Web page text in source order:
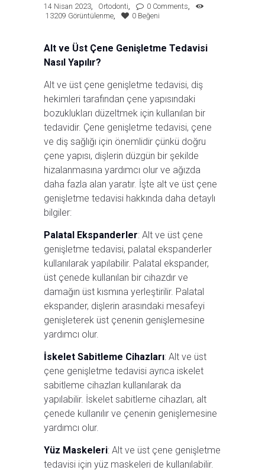
14 Nisan 2023 Ortodonti 0 Comments
13209 Görüntülenme 0 Beğeni
Alt ve Üst Çene Genişletme Tedavisi
Nasıl Yapılır?
Alt ve üst çene genişletme tedavisi, diş
hekimleri tarafından çene yapısındaki
bozuklukları düzeltmek için kullanılan bir
tedavidir. Çene genişletme tedavisi, çene
ve diş sağlığı için önemlidir çünkü doğru
çene yapısı, dişlerin düzgün bir şekilde
hizalanmasına yardımcı olur ve ağızda
daha fazla alan yaratır. İşte alt ve üst çene
genişletme tedavisi hakkında daha detaylı
bilgiler:
Palatal Ekspanderler: Alt ve üst çene
genişletme tedavisi, palatal ekspanderler
kullanılarak yapılabilir. Palatal ekspander,
üst çenede kullanılan bir cihazdır ve
damağın üst kısmına yerleştirilir. Palatal
ekspander, dişlerin arasındaki mesafeyi
genişleterek üst çenenin genişlemesine
yardımcı olur.
İskelet Sabitleme Cihazları: Alt ve üst
çene genişletme tedavisi ayrıca iskelet
sabitleme cihazları kullanılarak da
yapılabilir. İskelet sabitleme cihazları, alt
çenede kullanılır ve çenenin genişlemesine
yardımcı olur.
Yüz Maskeleri: Alt ve üst çene genişletme
tedavisi için yüz maskeleri de kullanılabilir.